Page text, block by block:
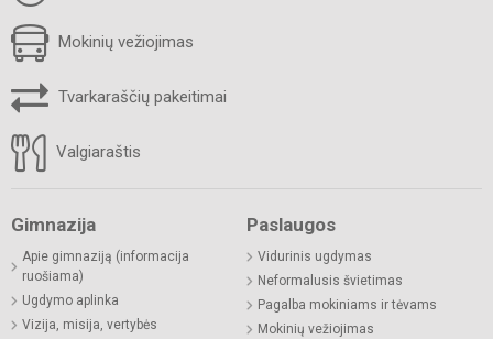
Mokinių vežiojimas
Tvarkaraščių pakeitimai
Valgiaraštis
Gimnazija
Apie gimnaziją (informacija
ruošiama)
Ugdymo aplinka
Vizija, misija, vertybės
Paslaugos
Vidurinis ugdymas
Neformalusis švietimas
Pagalba mokiniams ir tėvams
Mokinių vežiojimas